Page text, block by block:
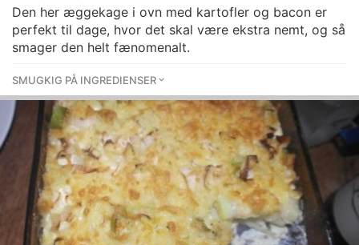
Den her æggekage i ovn med kartofler og bacon er
perfekt til dage, hvor det skal være ekstra nemt, og så
smager den helt fænomenalt.
SMUGKIG PÅ INGREDIENSER